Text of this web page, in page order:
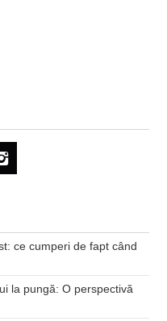
ce cumperi de fapt când
la pungă: O perspectivă